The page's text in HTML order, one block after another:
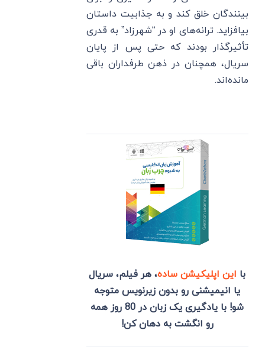
بینندگان خلق کند و به جذابیت داستان
بیافزاید. ترانه‌های او در “شهرزاد” به قدری
تأثیرگذار بودند که حتی پس از پایان
سریال، همچنان در ذهن طرفداران باقی
مانده‌اند.
با این اپلیکیشن ساده، هر فیلم، سریال
یا انیمیشنی رو بدون زیرنویس متوجه
شو! با یادگیری یک زبان در 80 روز همه
رو انگشت به دهان کن!